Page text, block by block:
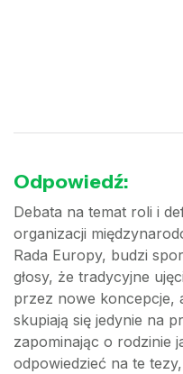
Odpowiedź:
Debata na temat roli i
organizacji
Rada Europy, budzi
głosy, że tradycyjne
przez nowe koncepcje,
skupiają się jedynie na
zapominając o rodzinie
odpowiedzieć na te